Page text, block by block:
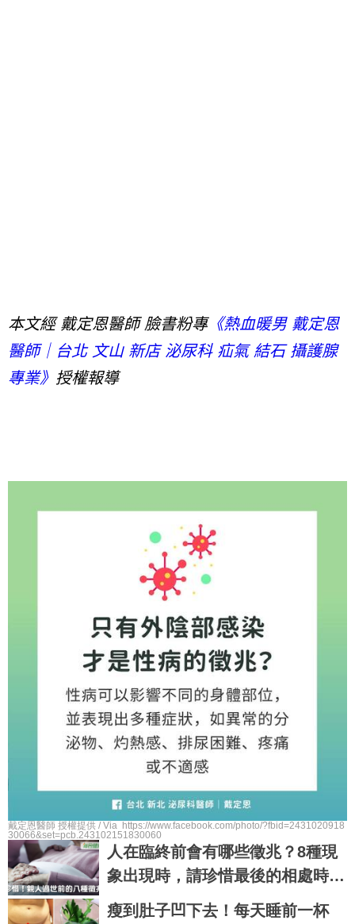
本文經 戴定恩醫師 臉書粉專《熱血暖男 戴定恩
醫師｜台北 文山 新店 泌尿科 疝氣 結石 攝護腺
專業》 授權報導
戴定恩醫師 授權提供 / Via https://www.facebook.com/photo/?fbid=2431020918
30066&set=pcb.243102151830060
人在臨終前會有哪些徵兆？8種現
象出現時，請珍惜最後的相處時光
｜每日健康 Health
瘦到肚子凹下去！每天睡前一杯